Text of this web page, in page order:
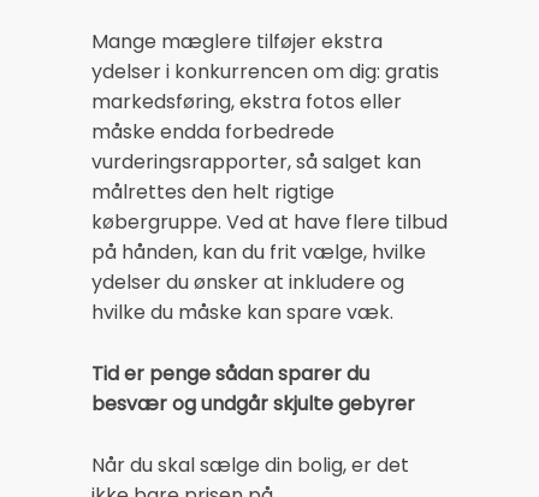
Mange mæglere tilføjer ekstra
ydelser i konkurrencen om dig: gratis
markedsføring, ekstra fotos eller
måske endda forbedrede
vurderingsrapporter, så salget kan
målrettes den helt rigtige
købergruppe. Ved at have flere tilbud
på hånden, kan du frit vælge, hvilke
ydelser du ønsker at inkludere og
hvilke du måske kan spare væk.
Tid er penge sådan sparer du
besvær og undgår skjulte gebyrer
Når du skal sælge din bolig, er det